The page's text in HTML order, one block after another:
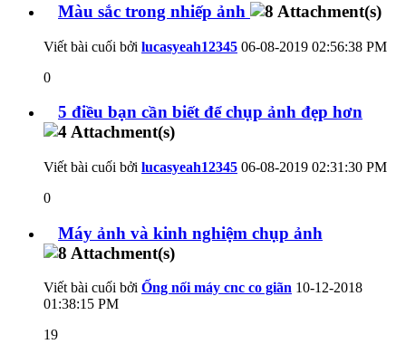
Màu sắc trong nhiếp ảnh
Viết bài cuối bởi lucasyeah12345 06-08-2019 02:56:38 PM
0
5 điều bạn cần biết để chụp ảnh đẹp hơn
Viết bài cuối bởi lucasyeah12345 06-08-2019 02:31:30 PM
0
Máy ảnh và kinh nghiệm chụp ảnh
Viết bài cuối bởi Ống nối máy cnc co giãn 10-12-2018
01:38:15 PM
19